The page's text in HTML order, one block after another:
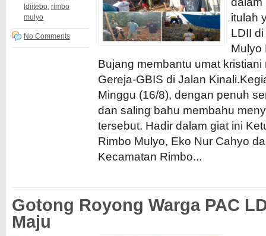
ldiitebo rimbo
mulyo
No Comments
itulah
LDII
Mulyo
Bujang membantu umat
Gereja-GBIS di Jalan
Minggu (16/8), dengan penuh
dan saling bahu membahu
tersebut. Hadir dalam giat ini
Rimbo Mulyo, Eko Nur Cahyo
Kecamatan Rimbo...
Gotong Royong Warga PAC
Maju